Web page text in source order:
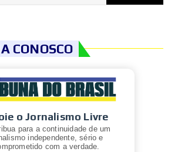
CONOSCO
o Jornalismo Livre
para a continuidade de um
independente, sério e
com a verdade.